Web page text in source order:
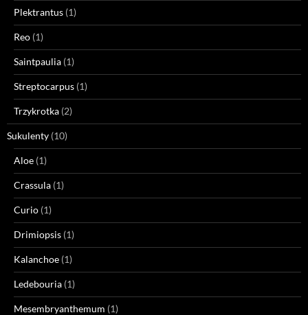
Plektrantus (1)
Reo (1)
Saintpaulia (1)
Streptocarpus (1)
Trzykrotka (2)
Sukulenty (10)
Aloe (1)
Crassula (1)
Curio (1)
Drimiopsis (1)
Kalanchoe (1)
Ledebouria (1)
Mesembryanthemum (1)